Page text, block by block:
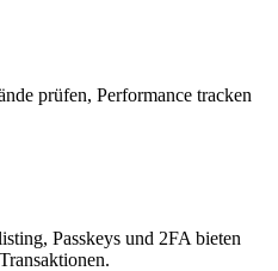
prüfen, Performance tracken
Passkeys und 2FA bieten